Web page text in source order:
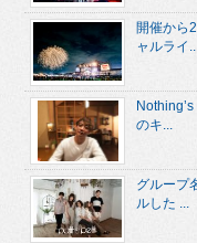
開催から
ャルライ
のキ...
グループ
ルした ...